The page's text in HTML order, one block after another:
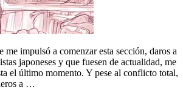
me impulsó a comenzar esta sección, daros a
japoneses y que fuesen de actualidad, me
el último momento. Y pese al conflicto total,
a …